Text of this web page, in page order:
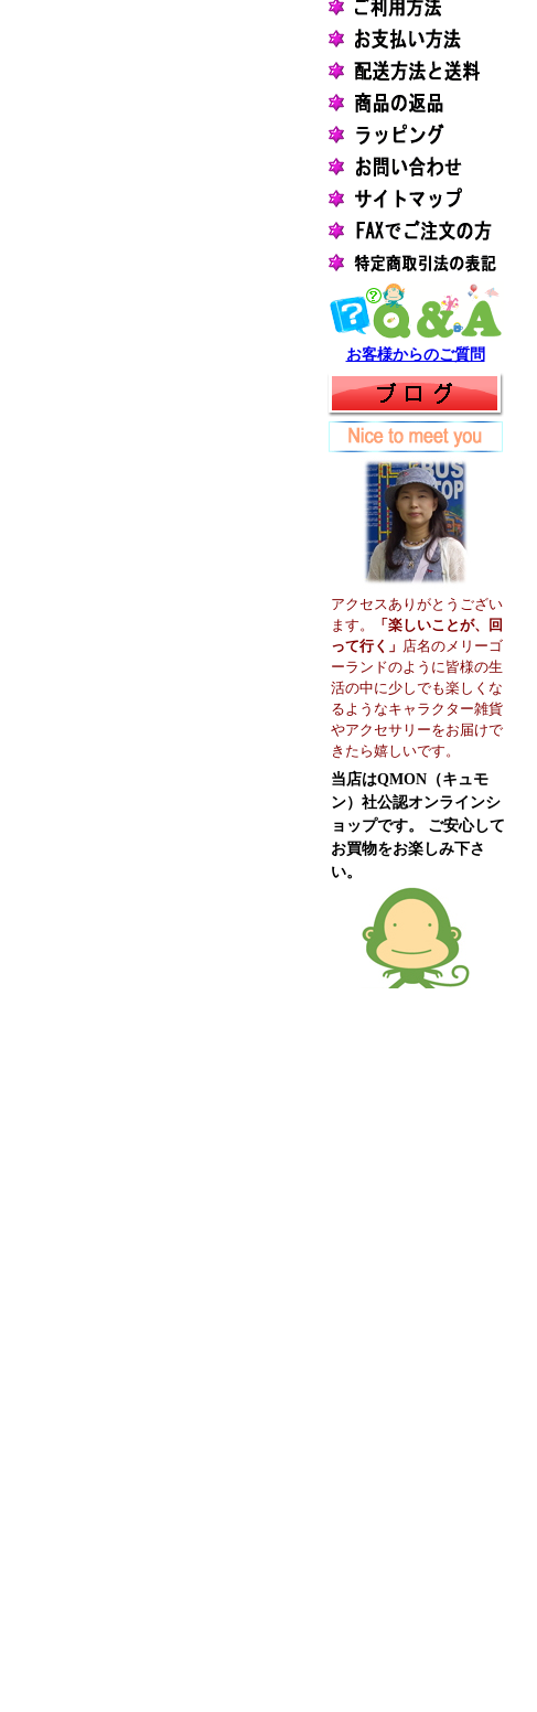
お客様からのご質問
アクセスありがとうござい
ます。
「楽しいことが、回
って行く」 店名のメリーゴ
ーランドのように皆様の生
活の中に少しでも楽しくな
るようなキャラクター雑貨
やアクセサリーをお届けで
きたら嬉しいです。
当店はQMON（キュモ
ン）社公認オンラインシ
ョップです。 ご安心して
お買物をお楽しみ下さ
い。